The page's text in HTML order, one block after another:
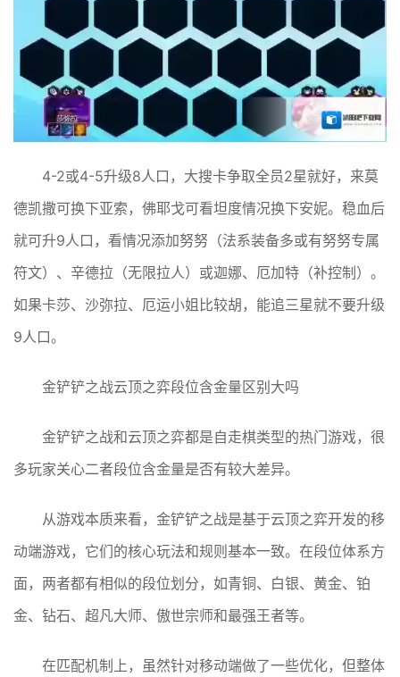
4-2或4-5升级8人口，大搜卡争取全员2星就好，来莫
德凯撒可换下亚索，佛耶戈可看坦度情况换下安妮。稳血后
就可升9人口，看情况添加努努（法系装备多或有努努专属
符文）、辛德拉（无限拉人）或迦娜、厄加特（补控制）。
如果卡莎、沙弥拉、厄运小姐比较胡，能追三星就不要升级
9人口。
金铲铲之战云顶之弈段位含金量区别大吗
金铲铲之战和云顶之弈都是自走棋类型的热门游戏，很
多玩家关心二者段位含金量是否有较大差异。
从游戏本质来看，金铲铲之战是基于云顶之弈开发的移
动端游戏，它们的核心玩法和规则基本一致。在段位体系方
面，两者都有相似的段位划分，如青铜、白银、黄金、铂
金、钻石、超凡大师、傲世宗师和最强王者等。
在匹配机制上，虽然针对移动端做了一些优化，但整体